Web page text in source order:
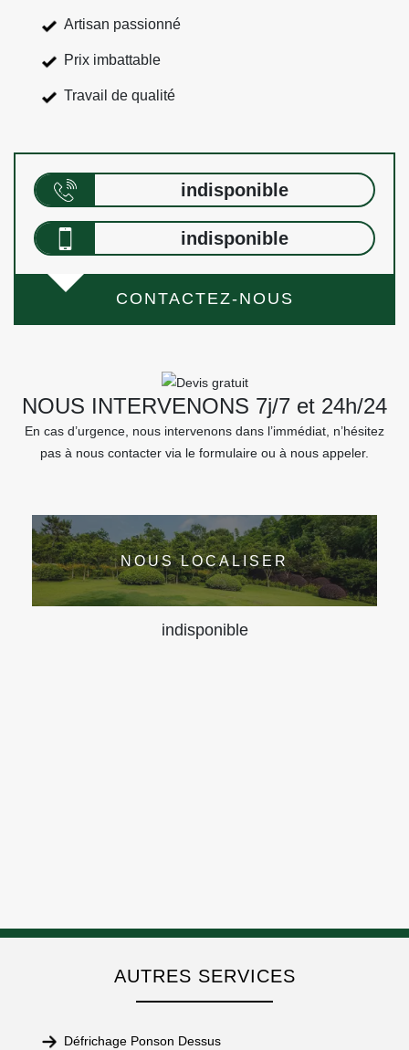
Artisan passionné
Prix imbattable
Travail de qualité
indisponible
indisponible
CONTACTEZ-NOUS
NOUS INTERVENONS 7j/7 et 24h/24
En cas d’urgence, nous intervenons dans l’immédiat, n’hésitez
pas à nous contacter via le formulaire ou à nous appeler.
NOUS LOCALISER
indisponible
AUTRES SERVICES
Défrichage Ponson Dessus